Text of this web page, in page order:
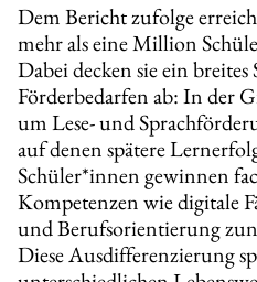
Dem Bericht zufolge
mehr als eine Million
Dabei decken sie ein
Förderbedarfen ab: In der
um Lese- und
auf denen spätere
Schüler*innen gewinnen
Kompetenzen wie digitale
und Berufsorientierung
Diese Ausdifferenzierung